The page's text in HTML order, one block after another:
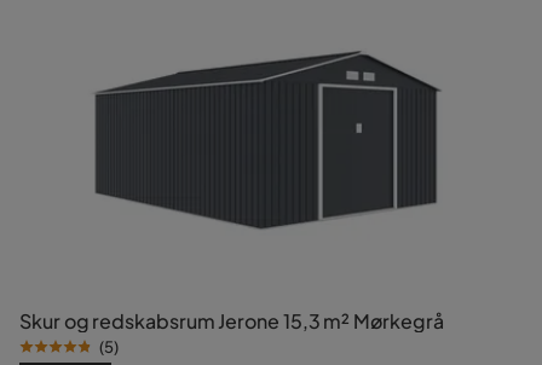
Skur og redskabsrum Jerone 15,3 m² Mørkegrå
(5)